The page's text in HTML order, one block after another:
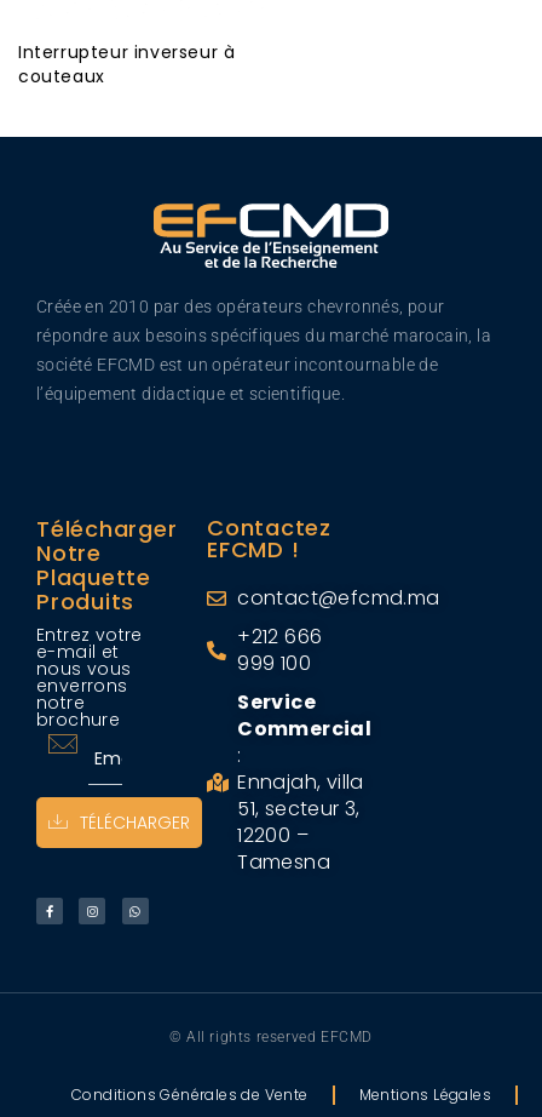
Interrupteur inverseur à
couteaux
Créée en 2010 par des opérateurs chevronnés, pour
répondre aux besoins spécifiques du marché marocain, la
société EFCMD est un opérateur incontournable de
l’équipement didactique et scientifique.
Télécharger
Notre
Plaquette
Produits
Entrez votre
e-mail et
nous vous
enverrons
notre
brochure
TÉLÉCHARGER
Contactez
EFCMD !
contact@efcmd.ma
+212 666
999 100
Service
Commercial
:
Ennajah, villa
51, secteur 3,
12200 –
Tamesna
© All rights reserved EFCMD
Conditions Générales de Vente Mentions Légales